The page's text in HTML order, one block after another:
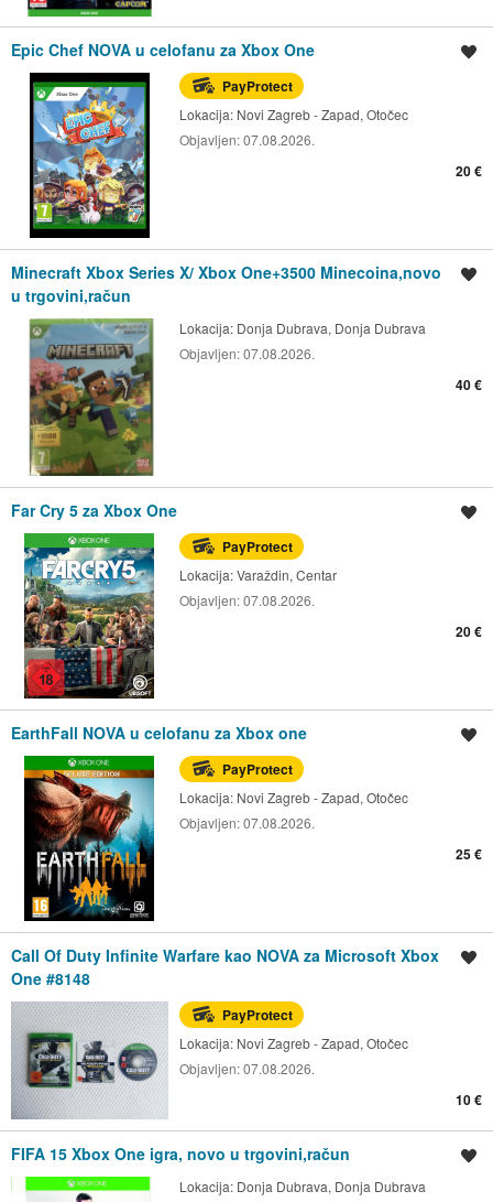
Epic Chef NOVA u celofanu za Xbox One
PayProtect
Lokacija: Novi Zagreb - Zapad, Otočec
Objavljen:07.08.2026.
20 €
Minecraft Xbox Series X/ Xbox One+3500 Minecoina,novo
u trgovini,račun
Lokacija: Donja Dubrava, Donja Dubrava
Objavljen:07.08.2026.
40 €
Far Cry 5 za Xbox One
PayProtect
Lokacija:Varaždin, Centar
Objavljen:07.08.2026.
20 €
EarthFall NOVA u celofanu za Xbox one
PayProtect
Lokacija: Novi Zagreb - Zapad, Otočec
Objavljen:07.08.2026.
25 €
Call Of Duty Infinite Warfare kao NOVA za Microsoft Xbox
One #8148
PayProtect
Lokacija: Novi Zagreb - Zapad, Otočec
Objavljen:07.08.2026.
10 €
FIFA 15 Xbox One igra, novo u trgovini,račun
Lokacija: Donja Dubrava, Donja Dubrava